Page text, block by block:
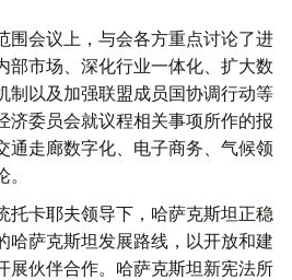
围会议上，与会各方重点讨论了进
部市场、深化行业一体化、扩大数
制以及加强联盟成员国协调行动等
济委员会就议程相关事项所作的报
通走廊数字化、电子商务、气候领
托卡耶夫领导下，哈萨克斯坦正稳
哈萨克斯坦发展路线，以开放和建
展伙伴合作。哈萨克斯坦新宪法所